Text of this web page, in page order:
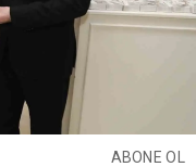
ABONE OL